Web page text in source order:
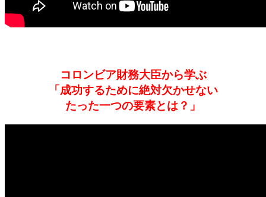
コロンビア財務大臣から学ぶ
「成功するために絶対欠かせない
たった一つの要素とは？」